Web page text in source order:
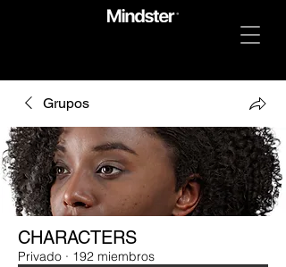
Grupos
CHARACTERS
Privado · 192 miembros